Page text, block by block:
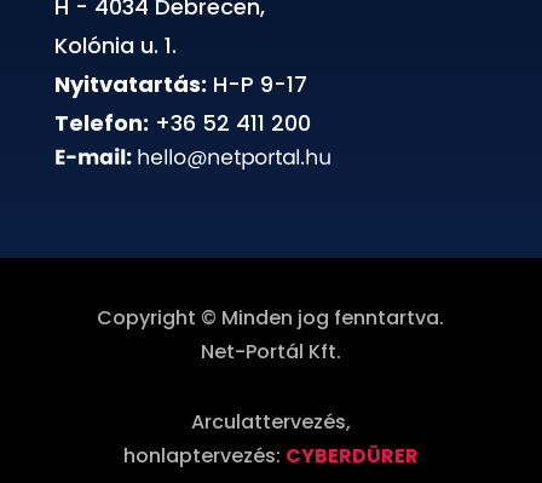
H - 4034 Debrecen,
Kolónia u. 1.
Nyitvatartás: H-P 9-17
Telefon: +36 52 411 200
Copyright © Minden jog fenntartva.
Net-Portál Kft.
Arculattervezés,
honlaptervezés: CYBERDÜRER